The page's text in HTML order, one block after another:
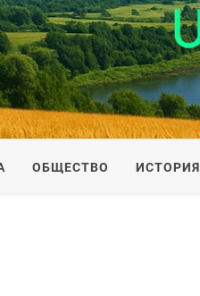
IS
ОБЩЕСТВО ИСТОРИЯ